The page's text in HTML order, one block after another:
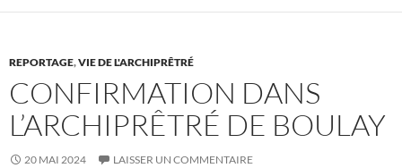
REPORTAGE,VIE DE L'ARCHIPRÊTRÉ
CONFIRMATION DANS
L’ARCHIPRÊTRÉ DE BOULAY
20 MAI 2024 LAISSER UN COMMENTAIRE